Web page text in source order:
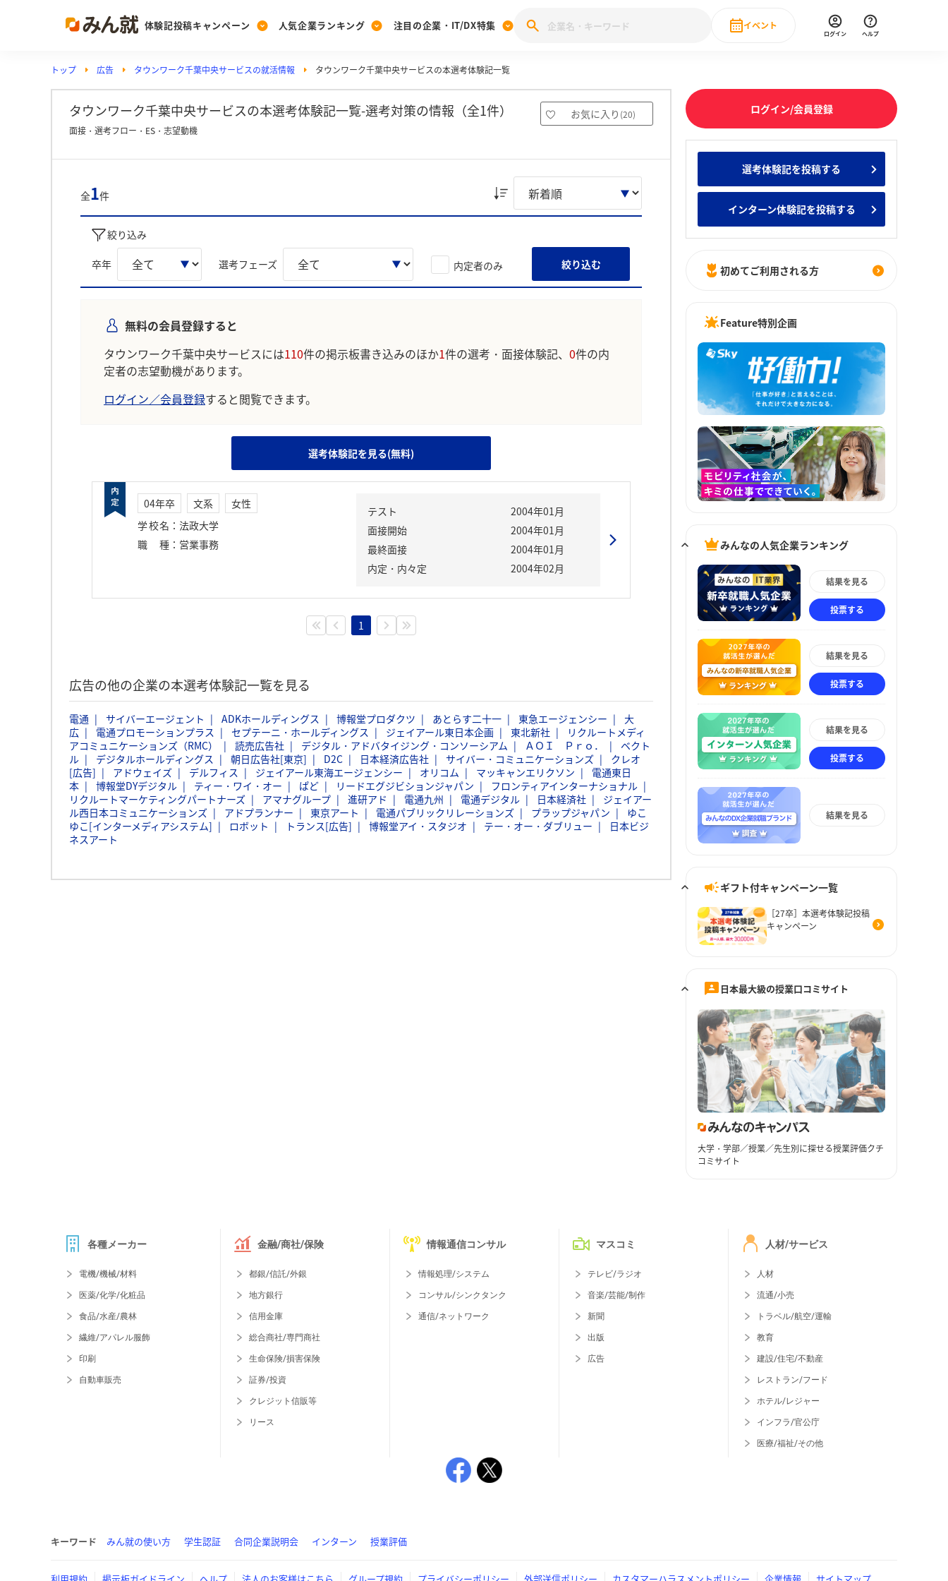
体験記投稿キャンペーン
Post
投稿する
[27卒] 本選考体験記投稿キャンペーン
人気企業ランキング
Ranking
ランキングを見る
みんなのDX企業就職ブランド調査
Vote みんなの新卒就職人気企業ランキング みんなのインターン人気企業ランキ
注目の企業・IT/DX特集
PickUp
注目の企業特集
28卒 IT・DX現場社員インタビュー
イベント
直近のイベント一覧
ログイン ヘルプ
トップ 広告 タウンワーク千葉中央サービスの就活情報 タウンワーク千葉中央サービスの本選考体験記一覧
タウンワーク千葉中央サービスの本選考体験記一覧-選考対策の情報（全1件） お気に入り (20)
面接・選考フロー・ES・志望動機
全1件
絞り込み
卒年 選考フェーズ 内定者のみ 絞り込む
無料の会員登録すると
タウンワーク千葉中央サービスには110件の掲示板書き込みのほか1件の選考・面接体験記、 0件の内
定者の志望動機があります。
ログイン／会員登録すると閲覧できます。
選考体験記を見る(無料)
04年卒 文系
女性
学校名 ： 法政大学
職種 ： 営業事務
テスト
2004年01月
面接開始
2004年01月
最終面接
2004年01月
内定・内々定
2004年02月
1
広告の他の企業の本選考体験記一覧を見る
電通 サイバーエージェント ADKホールディングス 博報堂プロダクツ あとらす二十一 東急エージェンシー
大
広
電通プロモーションプラス セプテーニ・ホールディングス ジェイアール東日本企画 東北新社
リクルートメディ
アコミュニケーションズ（RMC）
読売広告社 デジタル・アドバタイジング・コンソーシアム ＡＯＩ Ｐｒｏ．
ベクト
ル
デジタルホールディングス 朝日広告社[東京] D2C 日本経済広告社 サイバー・コミュニケーションズ
クレオ
[広告]
アドウェイズ デルフィス ジェイアール東海エージェンシー オリコム マッキャンエリクソン
電通東日
本
博報堂DYデジタル ティー・ワイ・オー ぱど リードエグジビションジャパン
フロンティアインターナショナル
リクルートマーケティングパートナーズ
アマナグループ 進研アド 電通九州 電通デジタル 日本経済社
ジェイアー
ル西日本コミュニケーションズ
アドプランナー 東京アート 電通パブリックリレーションズ プラップジャパン
ゆこ
ゆこ[インターメディアシステム]
ロボット トランス[広告] 博報堂アイ・スタジオ テー・オー・ダブリュー
日本ビジ
ネスアート
ログイン/会員登録
選考体験記を投稿する
インターン体験記を投稿する
初めてご利用される方
Feature特別企画
みんなの人気企業ランキング
結果を見る
投票する
結果を見る
投票する
結果を見る
投票する
結果を見る
ギフト付キャンペーン一覧
［27卒］本選考体験記投稿
キャンペーン
日本最大級の授業口コミサイト
大学・学部／授業／先生別に探せる授業評価クチ
コミサイト
各種メーカー
電機/機械/材料
医薬/化学/化粧品
食品/水産/農林
繊維/アパレル服飾
印刷
自動車販売
金融/商社/保険
都銀/信託/外銀
地方銀行
信用金庫
総合商社/専門商社
生命保険/損害保険
証券/投資
クレジット信販等
リース
情報通信コンサル
情報処理/システム
コンサル/シンクタンク
通信/ネットワーク
マスコミ
テレビ/ラジオ
音楽/芸能/制作
新聞
出版
広告
人材/サービス
人材
流通/小売
トラベル/航空/運輸
教育
建設/住宅/不動産
レストラン/フード
ホテル/レジャー
インフラ/官公庁
医療/福祉/その他
キーワード みん就の使い方 学生認証 合同企業説明会 インターン 授業評価